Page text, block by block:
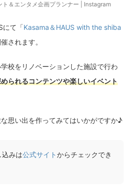
ト＆エンタメ企画プランナー | Instagram
にて「Kasama＆HAUS with the shiba
されます。
校をリノベーションした施設で行わ
られるコンテンツや楽しいイベント
思い出を作ってみてはいかがですか♪
みは公式サイトからチェックでき